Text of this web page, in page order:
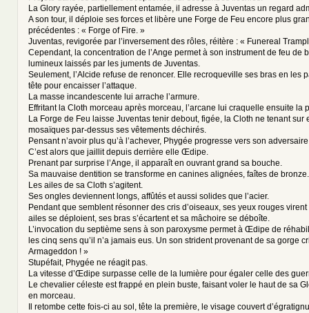
La Glory rayée, partiellement entamée, il adresse à Juventas un regard
A son tour, il déploie ses forces et libère une Forge de Feu encore plus
précédentes : « Forge of Fire. »
Juventas, revigorée par l’inversement des rôles, réitère : « Funereal
Cependant, la concentration de l’Ange permet à son instrument de feu de
lumineux laissés par les juments de Juventas.
Seulement, l’Alcide refuse de renoncer. Elle recroqueville ses bras en les
tête pour encaisser l’attaque.
La masse incandescente lui arrache l’armure.
Effritant la Cloth morceau après morceau, l’arcane lui craquelle ensuite la
La Forge de Feu laisse Juventas tenir debout, figée, la Cloth ne tenant sur
mosaïques par-dessus ses vêtements déchirés.
Pensant n’avoir plus qu’à l’achever, Phygée progresse vers son
C’est alors que jaillit depuis derrière elle Œdipe.
Prenant par surprise l’Ange, il apparaît en ouvrant grand sa bouche.
Sa mauvaise dentition se transforme en canines alignées, faîtes de bronze.
Les ailes de sa Cloth s’agitent.
Ses ongles deviennent longs, affûtés et aussi solides que l’acier.
Pendant que semblent résonner des cris d’oiseaux, ses yeux rouges
ailes se déploient, ses bras s’écartent et sa mâchoire se déboîte.
L’invocation du septième sens à son paroxysme permet à Œdipe de
les cinq sens qu’il n’a jamais eus. Un son strident provenant de sa gorge
Armageddon ! »
Stupéfait, Phygée ne réagit pas.
La vitesse d’Œdipe surpasse celle de la lumière pour égaler celle des
Le chevalier céleste est frappé en plein buste, faisant voler le haut de sa
en morceau.
Il retombe cette fois-ci au sol, tête la première, le visage couvert